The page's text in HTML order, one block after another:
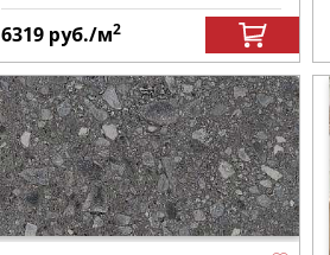
6319 руб./м2